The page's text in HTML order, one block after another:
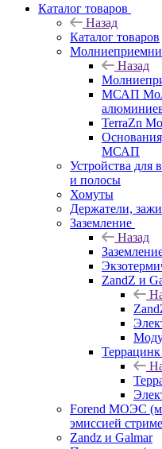
Каталог товаров
Назад
Каталог товаров
Назад
МСАП
TerraZn
МСАП
Устройства для
и полосы
Хомуты
Держатели,
Заземление
Назад
ZandZ и
Террацинк
Forend МОЭС
эмиссией
Zandz и Galmar